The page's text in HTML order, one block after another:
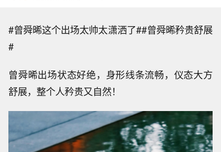
#曾舜晞这个出场太帅太潇洒了##曾舜晞矜贵舒展
#
曾舜晞出场状态好绝，身形线条流畅，仪态大方
舒展，整个人矜贵又自然！